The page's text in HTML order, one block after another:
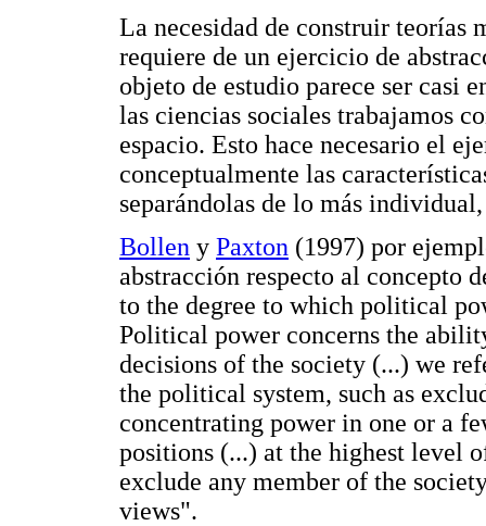
La necesidad de construir teorías
requiere de un ejercicio de
objeto de estudio parece ser casi
las ciencias sociales trabajamos
espacio. Esto hace necesario el
conceptualmente las
separándolas de lo más
Bollen y Paxton (1997) por
abstracción respecto al concepto
to the degree to which political
Political power concerns the
decisions of the society (...) we
the political system, such as
concentrating power in one or a
positions (...) at the highest level
exclude any member of the
views".